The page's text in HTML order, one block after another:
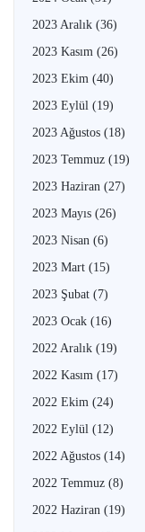
2023 Aralık (36)
2023 Kasım (26)
2023 Ekim (40)
2023 Eylül (19)
2023 Ağustos (18)
2023 Temmuz (19)
2023 Haziran (27)
2023 Mayıs (26)
2023 Nisan (6)
2023 Mart (15)
2023 Şubat (7)
2023 Ocak (16)
2022 Aralık (19)
2022 Kasım (17)
2022 Ekim (24)
2022 Eylül (12)
2022 Ağustos (14)
2022 Temmuz (8)
2022 Haziran (19)